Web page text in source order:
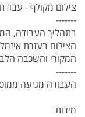
צילום מקולף -
-------
בתהליך העבודה,
הצילום בעזרת
המקורי והשכבה
-------
העבודה מגיעה
מידות